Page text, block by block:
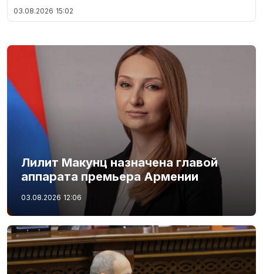
03.08.2026 15:02
Лилит Макунц назначена главой
аппарата премьера Армении
03.08.2026 12:06